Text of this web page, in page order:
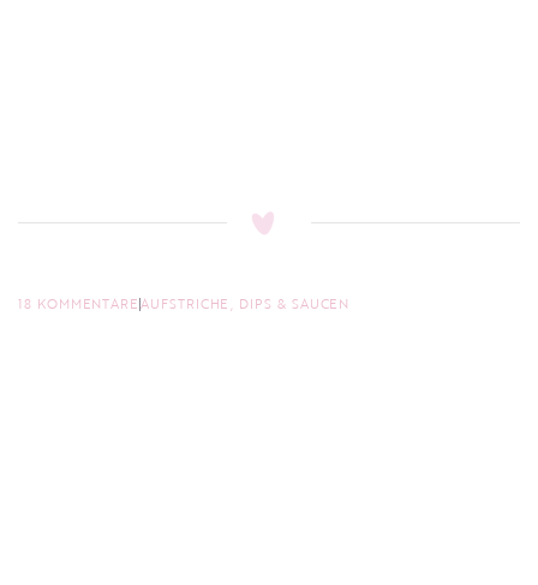
18 KOMMENTAREAUFSTRICHE, DIPS & SAUCEN